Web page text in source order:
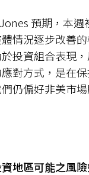
預期，本
情況逐步改善
投資組合表現
對方式，是在
仍偏好非美市
地區可能之風